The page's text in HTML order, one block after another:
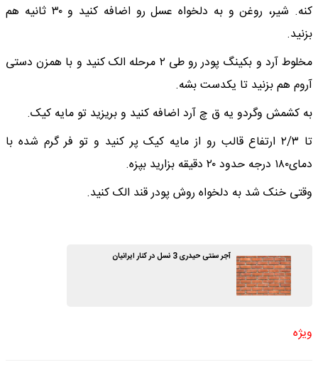
کنه. شیر، روغن و به دلخواه عسل رو اضافه کنید و ۳۰ ثانیه هم
بزنید.
مخلوط آرد و بکینگ پودر رو طی ۲ مرحله الک کنید و با همزن دستی
آروم هم بزنید تا یکدست بشه.
به کشمش و‌گردو یه ق چ آرد اضافه کنید و بریزید تو مایه کیک.
تا ۲/۳ ارتفاع قالب رو از مایه کیک پر کنید و تو فر گرم شده با
دمای۱۸۰ درجه حدود ۲۰ دقیقه بزارید بپزه.
وقتی خنک شد به دلخواه روش پودر قند الک کنید.
آجر سنتی حیدری 3 نسل در کنار ایرانیان
ویژه